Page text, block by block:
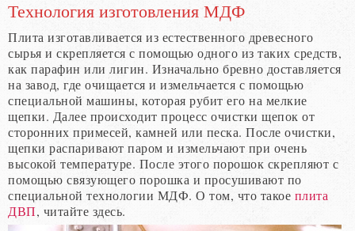
Технология изготовления МДФ
Плита изготавливается из естественного древесного
сырья и скрепляется с помощью одного из таких средств,
как парафин или лигин. Изначально бревно доставляется
на завод, где очищается и измельчается с помощью
специальной машины, которая рубит его на мелкие
щепки. Далее происходит процесс очистки щепок от
сторонних примесей, камней или песка. После очистки,
щепки распаривают паром и измельчают при очень
высокой температуре. После этого порошок скрепляют с
помощью связующего порошка и просушивают по
специальной технологии МДФ. О том, что такое плита
ДВП, читайте здесь.